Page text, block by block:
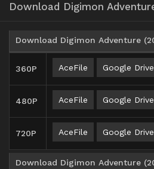
Download Digimon
360P AceFile Google Drive
480P AceFile Google Drive
720P AceFile Google Drive